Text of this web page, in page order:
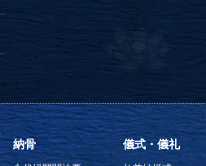
納骨 儀式・儀礼